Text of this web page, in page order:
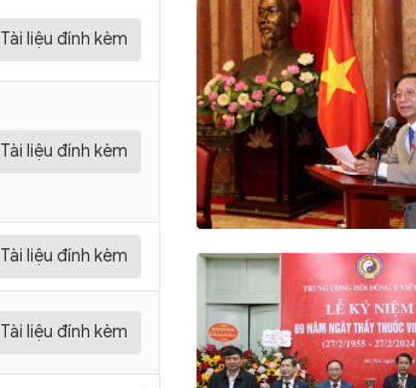
Tài liệu đính kèm
Tài liệu đính kèm
Tài liệu đính kèm
Tài liệu đính kèm